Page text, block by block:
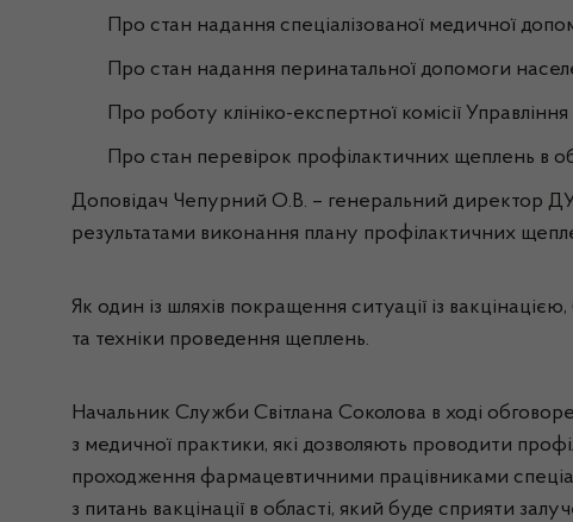
Про стан надання спеціалізованої медичної
Про стан надання перинатальної допомоги
Про роботу клініко-експертної комісії
Про стан перевірок профілактичних щеплень в
Доповідач Чепурний О.В. – генеральний директор
результатами виконання плану профілактичних
Як один із шляхів покращення ситуації із
та техніки проведення щеплень.
Начальник Служби Світлана Соколова в ході
з медичної практики, які дозволяють проводити
проходження фармацевтичними працівниками
з питань вакцінації в області, який буде сприяти